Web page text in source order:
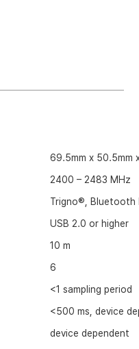
69.5mm x 50.5mm
2400 – 2483 MHz
Trigno®, Bluetooth
USB 2.0 or higher
10 m
6
<1 sampling period
<500 ms, device
device dependent